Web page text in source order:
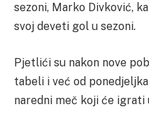
sezoni, Marko Divković,
svoj deveti gol u sezoni.
Pjetlići su nakon nove
tabeli i već od
naredni meč koji će igrati